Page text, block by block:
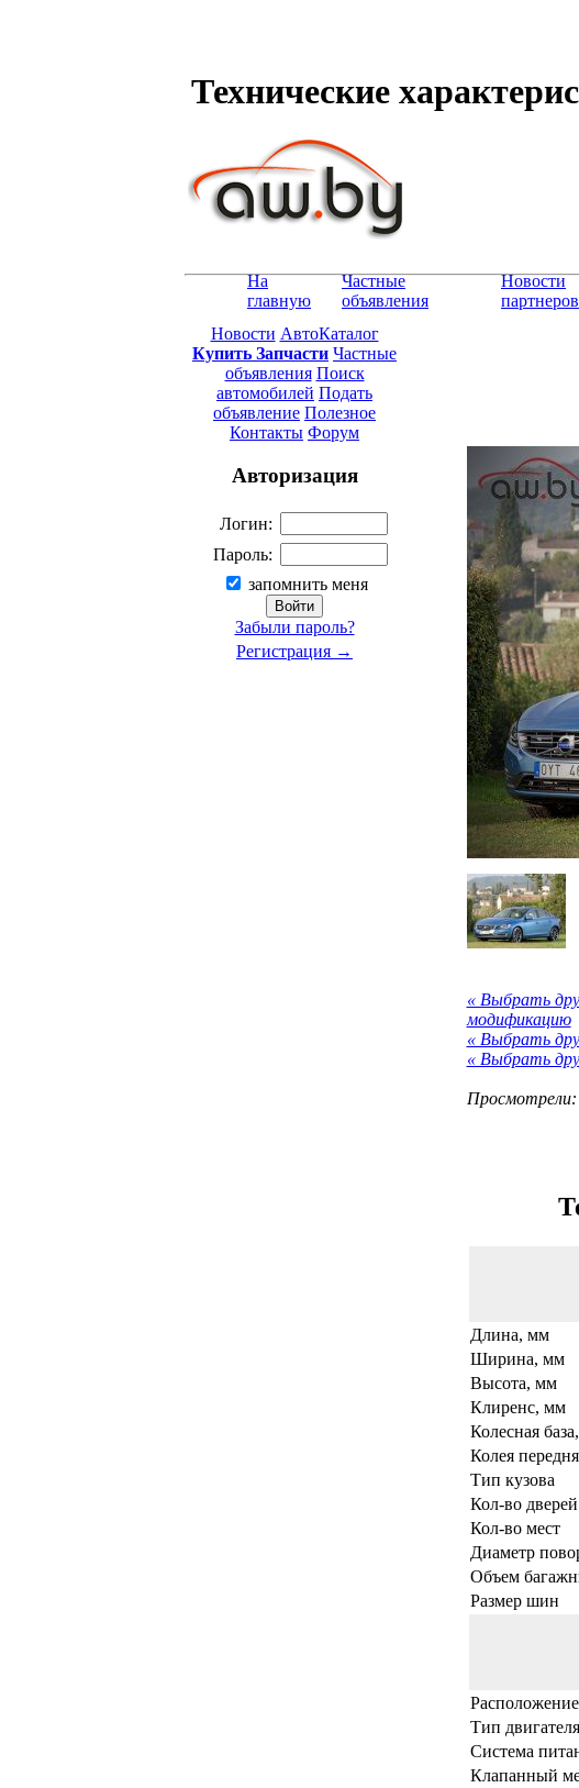
Технические
На
главную
Частные
объявления
Новости
партнеров
Новости АвтоКаталог
Купить Запчасти Частные
объявления Поиск
автомобилей Подать
объявление Полезное
Контакты Форум
Авторизация
Логин:
Пароль:
запомнить меня
Забыли пароль?
Регистрация →
« Выбрать
модификацию
« Выбрать
« Выбрать
Просмотрели:
Длина, мм
Ширина, мм
Высота, мм
Клиренс, мм
Колесная
Колея
Тип кузова
Кол-во дверей
Кол-во мест
Диаметр
Объем
Размер шин
Тип двигателя
Система
Клапанный